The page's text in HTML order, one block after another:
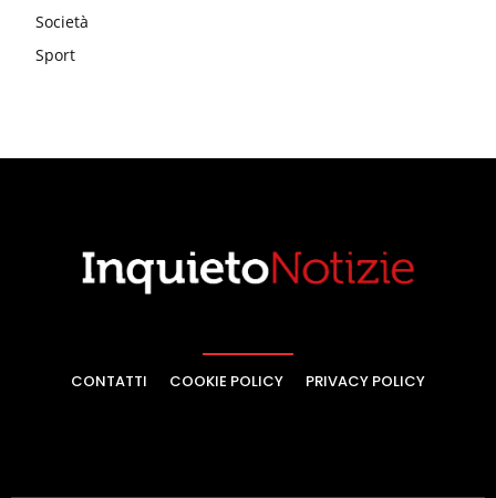
Società
Sport
CONTATTI COOKIE POLICY PRIVACY POLICY